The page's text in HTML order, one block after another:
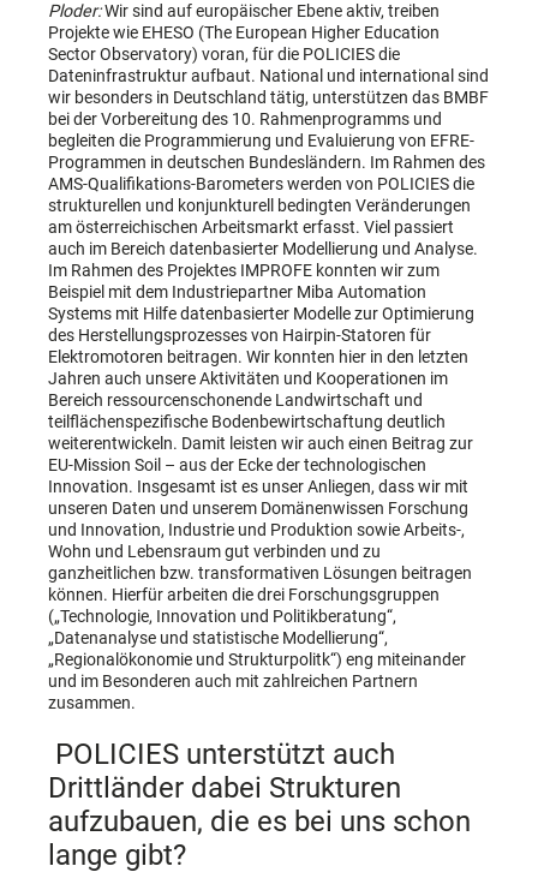
Ploder:Wir sind auf europäischer Ebene aktiv, treiben
Projekte wie EHESO (The European Higher Education
Sector Observatory) voran, für die POLICIES die
Dateninfrastruktur aufbaut. National und international sind
wir besonders in Deutschland tätig, unterstützen das BMBF
bei der Vorbereitung des 10. Rahmenprogramms und
begleiten die Programmierung und Evaluierung von EFRE-
Programmen in deutschen Bundesländern. Im Rahmen des
AMS-Qualifikations-Barometers werden von POLICIES die
strukturellen und konjunkturell bedingten Veränderungen
am österreichischen Arbeitsmarkt erfasst. Viel passiert
auch im Bereich datenbasierter Modellierung und Analyse.
Im Rahmen des Projektes IMPROFE konnten wir zum
Beispiel mit dem Industriepartner Miba Automation
Systems mit Hilfe datenbasierter Modelle zur Optimierung
des Herstellungsprozesses von Hairpin-Statoren für
Elektromotoren beitragen. Wir konnten hier in den letzten
Jahren auch unsere Aktivitäten und Kooperationen im
Bereich ressourcenschonende Landwirtschaft und
teilflächenspezifische Bodenbewirtschaftung deutlich
weiterentwickeln. Damit leisten wir auch einen Beitrag zur
EU-Mission Soil – aus der Ecke der technologischen
Innovation. Insgesamt ist es unser Anliegen, dass wir mit
unseren Daten und unserem Domänenwissen Forschung
und Innovation, Industrie und Produktion sowie Arbeits-,
Wohn und Lebensraum gut verbinden und zu
ganzheitlichen bzw. transformativen Lösungen beitragen
können. Hierfür arbeiten die drei Forschungsgruppen
(„Technologie, Innovation und Politikberatung“,
„Datenanalyse und statistische Modellierung“,
„Regionalökonomie und Strukturpolitk“) eng miteinander
und im Besonderen auch mit zahlreichen Partnern
zusammen.
POLICIES unterstützt auch
Drittländer dabei Strukturen
aufzubauen, die es bei uns schon
lange gibt?